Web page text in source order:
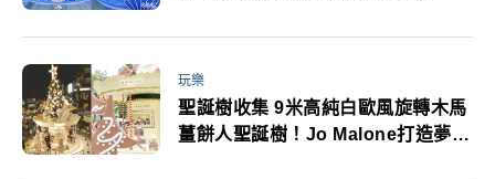
玩樂
聖誕樹收集 9米高純白歐風旋轉木馬
薑餅人聖誕樹！Jo Malone打造夢幻